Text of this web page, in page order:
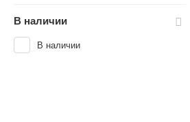
В наличии
В наличии